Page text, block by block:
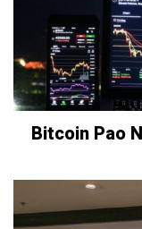
Bitcoin Pao